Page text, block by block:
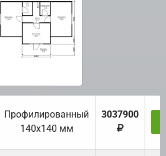
Профилированный
140х140 мм
3037900